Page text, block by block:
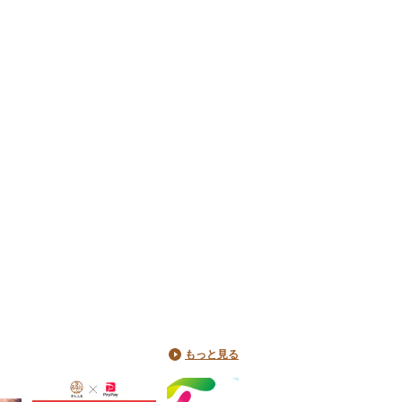
もっと見る